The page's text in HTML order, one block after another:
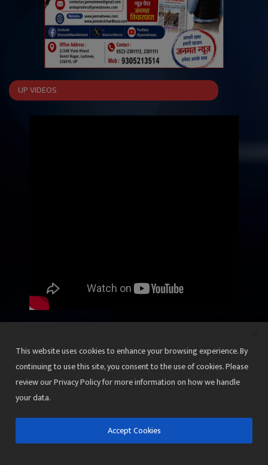
UP VIDEOS
राज्य
उत्‍तर प्रदेश बिहार
गुजरात
मध्य प्रदेश
झारखंड
पश्चिम बंगाल
केरल
मणिपुर
This website uses cookies to enhance your browsing experience. By
continuing to use this site, you consent to the use of cookies. Please
review our Privacy Policy for more information on how we handle
your data.
Accept Cookies